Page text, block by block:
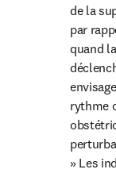
de la
par
quand
rythme
» Les